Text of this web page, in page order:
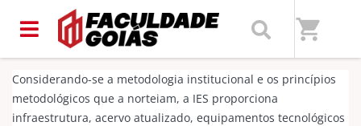
shopping_cart
Home/ Faculdade Goiás | FACGOIÁS
Considerando-se a metodologia institucional e os princípios
metodológicos que a norteiam, a IES proporciona
infraestrutura, acervo atualizado, equipamentos tecnológicos